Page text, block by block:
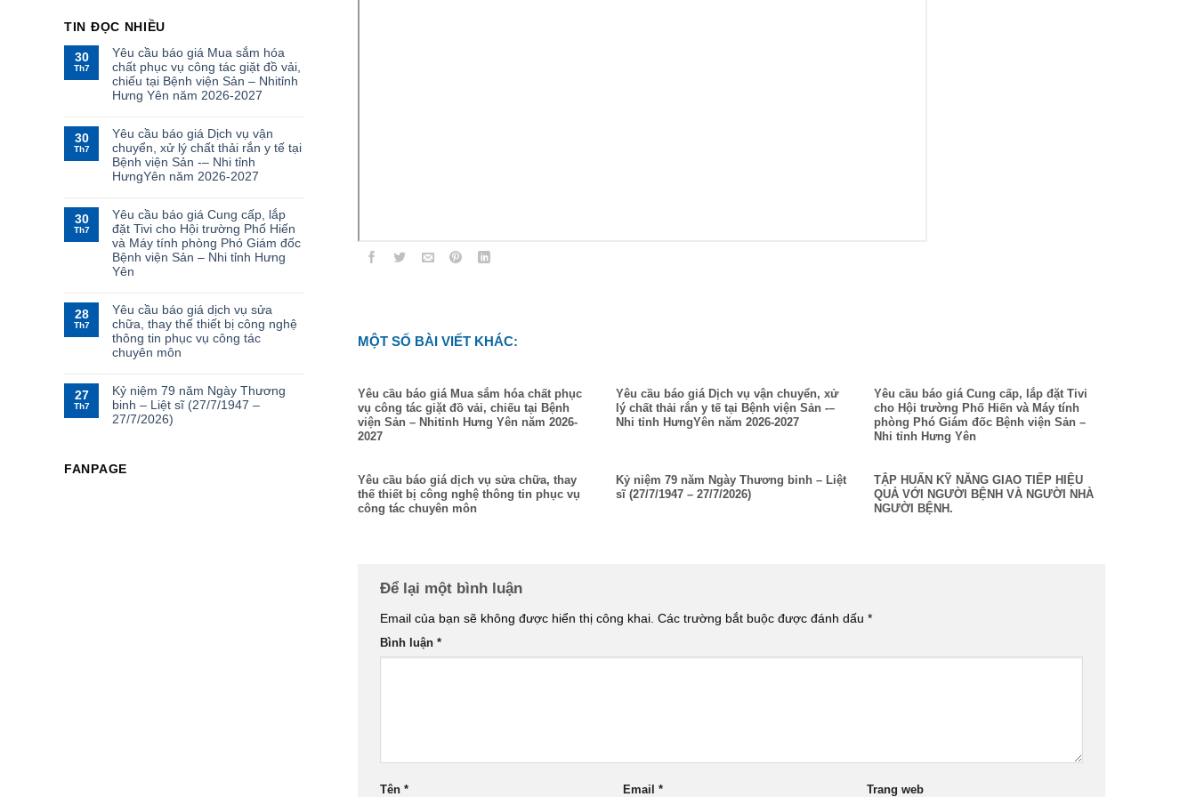
TIN ĐỌC NHIỀU
30
Th7
Yêu cầu báo giá Mua sắm hóa
chất phục vụ công tác giặt đồ vải,
chiếu tại Bệnh viện Sản – Nhitỉnh
Hưng Yên năm 2026-2027
30
Th7
Yêu cầu báo giá Dịch vụ vận
chuyển, xử lý chất thải rắn y tế tại
Bệnh viện Sản -– Nhi tỉnh
HưngYên năm 2026-2027
30
Th7
Yêu cầu báo giá Cung cấp, lắp
đặt Tivi cho Hội trường Phố Hiến
và Máy tính phòng Phó Giám đốc
Bệnh viện Sản – Nhi tỉnh Hưng
Yên
28
Th7
Yêu cầu báo giá dịch vụ sửa
chữa, thay thế thiết bị công nghệ
thông tin phục vụ công tác
chuyên môn
27
Th7
Kỷ niệm 79 năm Ngày Thương
binh – Liệt sĩ (27/7/1947 –
27/7/2026)
FANPAGE
MỘT SỐ BÀI VIẾT KHÁC:
Yêu cầu báo giá Mua sắm hóa chất phục
vụ công tác giặt đồ vải, chiếu tại Bệnh
viện Sản – Nhitỉnh Hưng Yên năm 2026-
2027
Yêu cầu báo giá Dịch vụ vận chuyển, xử
lý chất thải rắn y tế tại Bệnh viện Sản -–
Nhi tỉnh HưngYên năm 2026-2027
Yêu cầu báo giá Cung cấp, lắp đặt Tivi
cho Hội trường Phố Hiến và Máy tính
phòng Phó Giám đốc Bệnh viện Sản –
Nhi tỉnh Hưng Yên
Yêu cầu báo giá dịch vụ sửa chữa, thay
thế thiết bị công nghệ thông tin phục vụ
công tác chuyên môn
Kỷ niệm 79 năm Ngày Thương binh – Liệt
sĩ (27/7/1947 – 27/7/2026)
TẬP HUẤN KỸ NĂNG GIAO TIẾP HIỆU
QUẢ VỚI NGƯỜI BỆNH VÀ NGƯỜI NHÀ
NGƯỜI BỆNH.
Để lại một bình luận
Email của bạn sẽ không được hiển thị công khai. Các trường bắt buộc được đánh dấu *
Bình luận *
Tên * Email* Trang web